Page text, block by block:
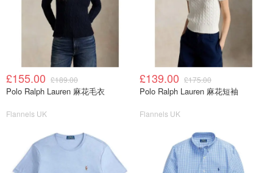
£155.00 £189.00
Polo Ralph Lauren 麻花毛衣
Flannels UK
£139.00 £175.00
Polo Ralph Lauren 麻花短袖
Flannels UK